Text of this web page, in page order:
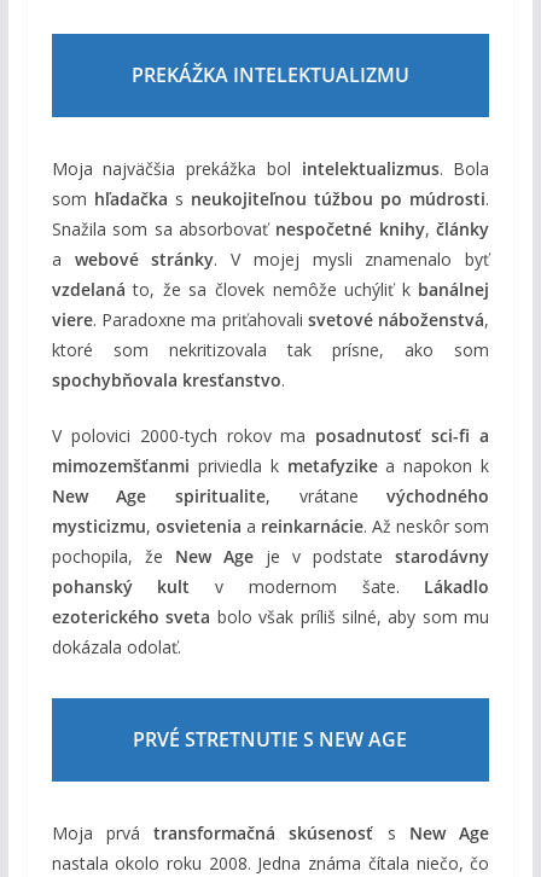
PREKÁŽKA INTELEKTUALIZMU
Moja najväčšia prekážka bol intelektualizmus. Bola
som hľadačka s neukojiteľnou túžbou po múdrosti.
Snažila som sa absorbovať nespočetné knihy,články
a webové stránky. V mojej mysli znamenalo byť
vzdelaná to, že sa človek nemôže uchýliť k banálnej
viere. Paradoxne ma priťahovali svetové náboženstvá,
ktoré som nekritizovala tak prísne, ako som
spochybňovala kresťanstvo.
V polovici 2000-tych rokov ma posadnutosť sci-fi a
mimozemšťanmi priviedla k metafyzikea napokon k
New Age spiritualite, vrátanevýchodného
mysticizmu, osvietenia a reinkarnácie. Až neskôr som
pochopila, že New Ageje v podstatestarodávny
pohanský kult v modernom šate. Lákadlo
ezoterického sveta bolo však príliš silné, aby som mu
dokázala odolať.
PRVÉ STRETNUTIE S NEW AGE
Moja prvátransformačná skúsenosť s New Age
nastala okolo roku 2008. Jedna známa čítala niečo, čo